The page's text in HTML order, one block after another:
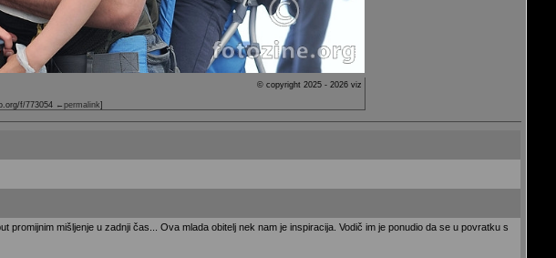
© copyright 2025 - 2026 viz
f/773054 ←permalink]
mišljenje u zadnji čas... Ova mlada obitelj nek nam je inspiracija. Vodič im je ponudio da se u povratku s